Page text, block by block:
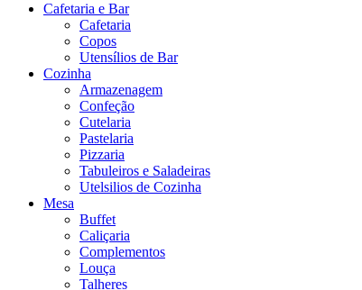
Cafetaria e Bar
Cafetaria
Copos
Utensílios de Bar
Cozinha
Armazenagem
Confeção
Cutelaria
Pastelaria
Pizzaria
Tabuleiros e Saladeiras
Utelsilios de Cozinha
Mesa
Buffet
Caliçaria
Complementos
Louça
Talheres